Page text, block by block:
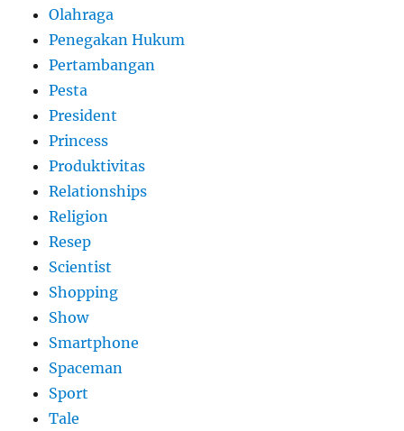
Olahraga
Penegakan Hukum
Pertambangan
Pesta
President
Princess
Produktivitas
Relationships
Religion
Resep
Scientist
Shopping
Show
Smartphone
Spaceman
Sport
Tale